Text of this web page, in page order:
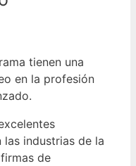
tienen una
en la profesión
industrias de la
de